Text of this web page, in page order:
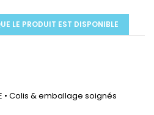
LE PRODUIT EST DISPONIBLE
• Colis & emballage soignés